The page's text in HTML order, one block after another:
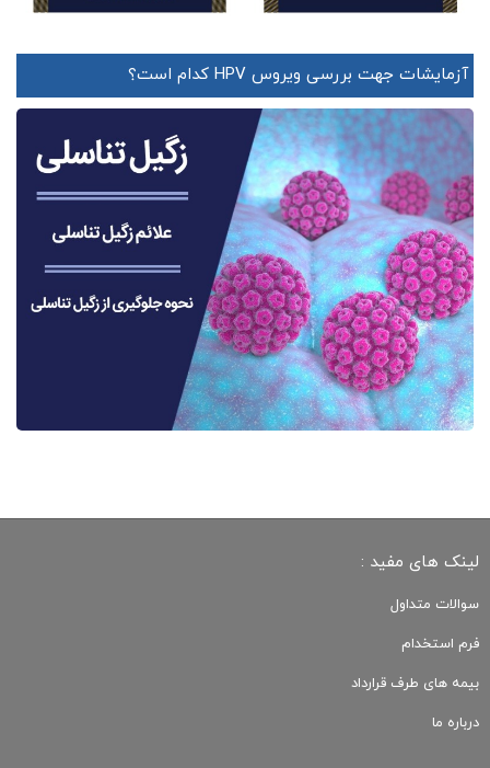
آزمایشات جهت بررسی ویروس HPV کدام است؟
لینک های مفید :
سوالات متداول
فرم استخدام
بیمه های طرف قرارداد
درباره ما